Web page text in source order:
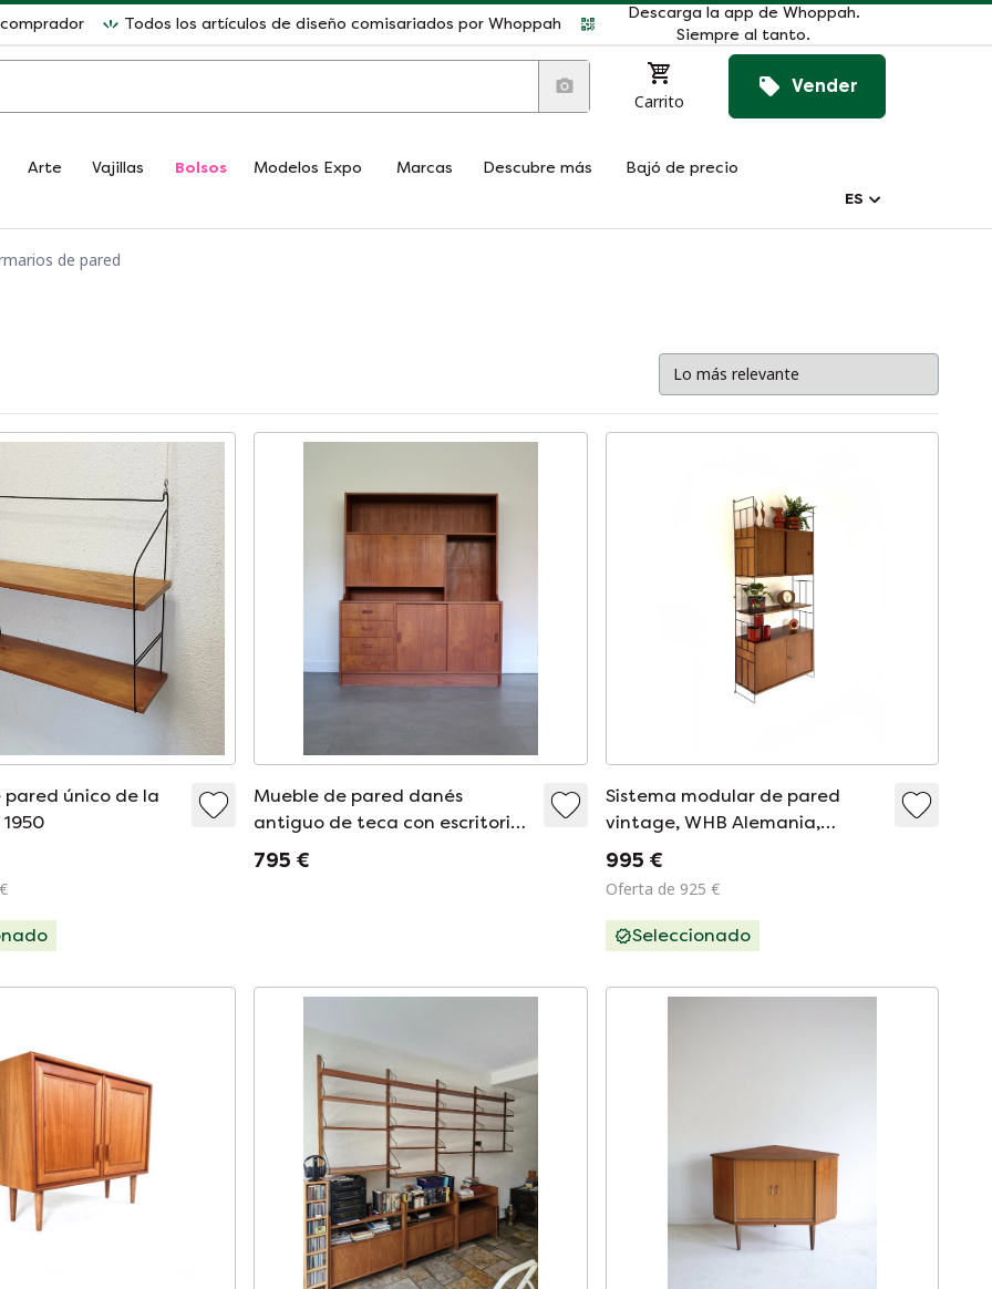
Todos los artículos de diseño comisariados por Whoppah
Descarga la app de Whoppah.
Siempre al tanto.
Carrito
Vender
Arte Vajillas Bolsos Modelos Expo Marcas Descubre más
Bajó de precio
ES
de pared
único de la
Mueble de pared danés
antiguo de teca con escritorio
secreter
795 €
Sistema modular de pared
vintage, WHB Alemania,
década de 1960.
995 €
Oferta de 925 €
Seleccionado